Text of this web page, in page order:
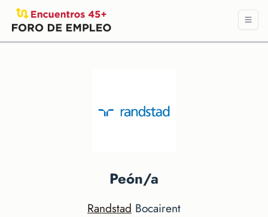
Peón/a
Randstad Bocairent